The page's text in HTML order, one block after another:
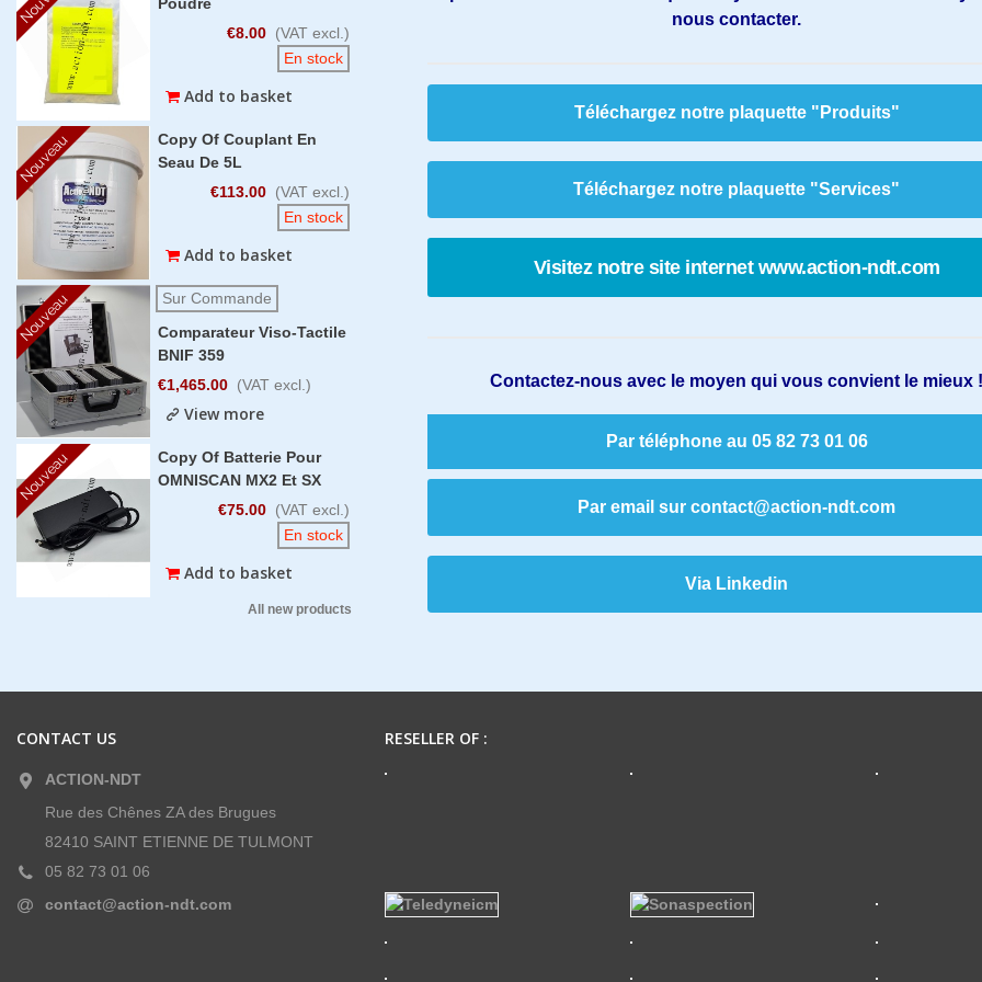
€8.00 (VAT excl.)
En stock
Add to basket
Nouveau
Copy Of Couplant En
Seau De 5L
€113.00 (VAT excl.)
En stock
Add to basket
Nouveau
Sur Commande
Comparateur Viso-Tactile
BNIF 359
€1,465.00 (VAT excl.)
View more
Nouveau
Copy Of Batterie Pour
OMNISCAN MX2 Et SX
€75.00 (VAT excl.)
En stock
Add to basket
All new products
nous contacter.
Téléchargez notre plaquette "Produits"
Téléchargez notre plaquette "Services"
Visitez notre site internet www.action-ndt.com
Contactez-nous avec le moyen qui vous convient le mieux !
Par téléphone au 05 82 73 01 06
Par email sur contact@action-ndt.com
Via Linkedin
CONTACT US
ACTION-NDT
Rue des Chênes ZA des Brugues
82410 SAINT ETIENNE DE TULMONT
05 82 73 01 06
contact@action-ndt.com
RESELLER OF :